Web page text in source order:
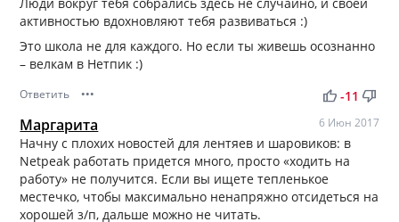
активностью вдохновляют тебя развиваться :)
Это школа не для каждого. Но если ты живешь осознанно
– велкам в Нетпик :)
Ответить ••• thumb_up thumb_down
-11
Маргарита 6 Июн 2017
Начну с плохих новостей для лентяев и шаровиков: в
Netpeak работать придется много, просто «ходить на
работу» не получится. Если вы ищете тепленькое
местечко, чтобы максимально ненапряжно отсидеться на
хорошей з/п, дальше можно не читать.